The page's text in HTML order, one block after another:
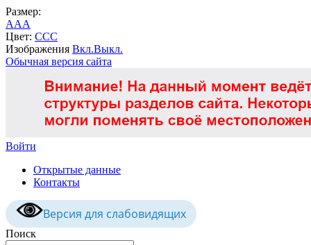
Размер:
AAA
Цвет: CCC
Изображения Вкл.Выкл.
Обычная версия сайта
Войти
Открытые данные
Контакты
Версия для слабовидящих
Поиск